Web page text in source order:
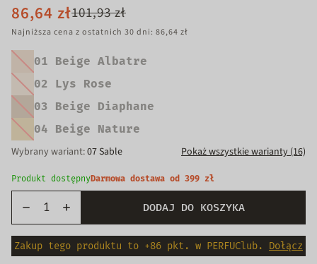
86,64 zł101,93 zł
Najniższa cena z ostatnich 30 dni: 86,64 zł
01 Beige Albatre
Wariant
wyprzedany
lub
niedostępny
02 Lys Rose
Wariant
wyprzedany
lub
niedostępny
03 Beige Diaphane
Wariant
wyprzedany
lub
niedostępny
04 Beige Nature
Wariant
wyprzedany
niedostępny
Wybrany wariant:07 Sable Pokaż wszystkie warianty (16)
Produkt dostępnyDarmowa dostawa od 399 zł
DODAJ DO KOSZYKA
Zakup tego produktu to +86 pkt. w PERFUClub. Dołącz